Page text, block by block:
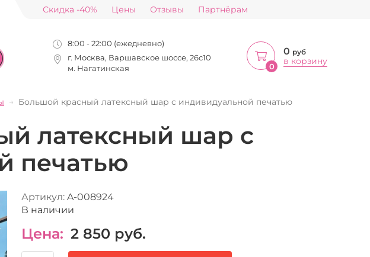
Скидка -40% Цены Отзывы Партнёрам
8:00 - 22:00 (ежедневно)
г. Москва, Варшавское шоссе, 26с10
м. Нагатинская
0
0 руб
в корзину
Большой красный латексный шар с индивидуальной печатью
латексный шар с
печатью
Артикул: A-008924
В наличии
Цена: 2 850 руб.